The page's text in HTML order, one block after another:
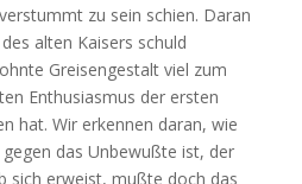
zu sein schien. Daran
alten Kaisers schuld
Greisengestalt viel zum
Enthusiasmus der ersten
hat. Wir erkennen daran, wie
das Unbewußte ist, der
sich erweist, mußte doch das